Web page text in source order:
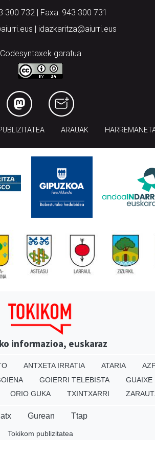
300 732 | Faxa: 943 300 731
| idazkaritza@aiurri.eus
Codesyntaxek garatua
ARAUAK
informazioa, euskaraz
ANTXETA IRRATIA ATARIA
GOIERRI TELEBISTA GUAIXE
ORIO GUKA TXINTXARRI
Gurean Ttap
Tokikom publizitatea